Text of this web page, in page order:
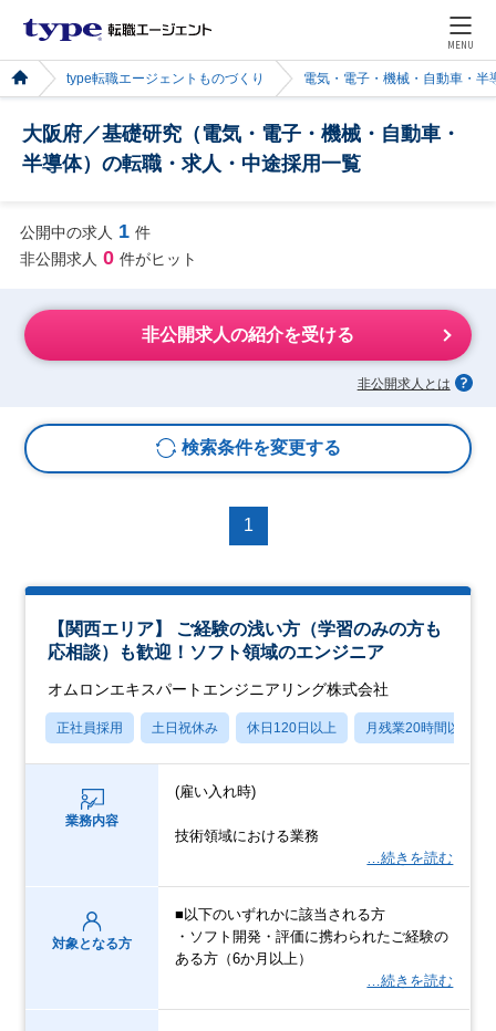
MENU
type転職エージェントものづくり 電気・電子・機械・自動車・半
大阪府／基礎研究（電気・電子・機械・自動車・
半導体）の転職・求人・中途採用一覧
公開中の求人 1 件
非公開求人 0 件がヒット
非公開求人の紹介を受ける
非公開求人とは
検索条件を変更する
1
【関西エリア】 ご経験の浅い方（学習のみの方も
応相談）も歓迎！ソフト領域のエンジニア
オムロンエキスパートエンジニアリング株式会社
正社員採用 土日祝休み 休日120日以上 月残業20時間以内
業務内容
(雇い入れ時)
技術領域における業務
…続きを読む
対象となる方
■以下のいずれかに該当される方
・ソフト開発・評価に携わられたご経験の
ある方（6か月以上）
…続きを読む